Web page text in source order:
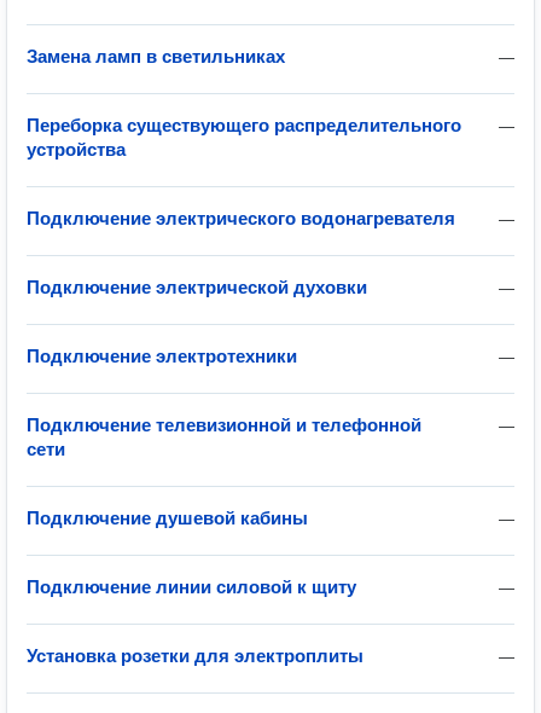
—
Замена ламп в светильниках
—
Переборка существующего распределительного
устройства
—
Подключение электрического водонагревателя
—
Подключение электрической духовки
—
Подключение электротехники
—
Подключение телевизионной и телефонной
сети
—
Подключение душевой кабины
—
Подключение линии силовой к щиту
—
Установка розетки для электроплиты